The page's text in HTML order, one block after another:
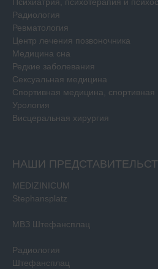
Радиология
Ревматология
Центр лечения позвоночника
Медицина сна
Редкие заболевания
Сексуальная медицина
Спортивная медицина, спортивная
Урология
Висцеральная хирургия
НАШИ
MEDIZINICUM
Stephansplatz
МВЗ Штефансплац
Радиология
Штефансплац